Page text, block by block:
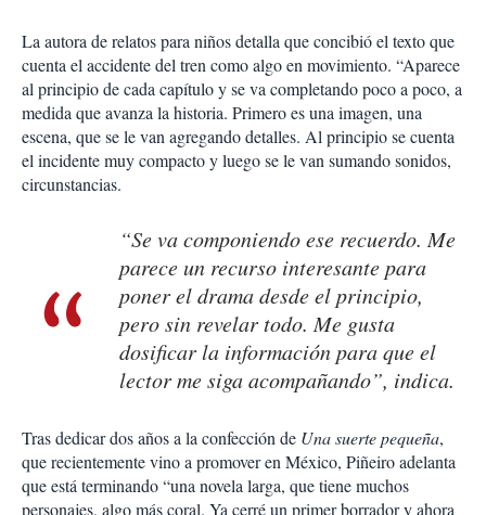
La autora de relatos para niños detalla que concibió el texto que
cuenta el accidente del tren como algo en movimiento. “Aparece
al principio de cada capítulo y se va completando poco a poco, a
medida que avanza la historia. Primero es una imagen, una
escena, que se le van agregando detalles. Al principio se cuenta
el incidente muy compacto y luego se le van sumando sonidos,
circunstancias.
“Se va componiendo ese recuerdo. Me
parece un recurso interesante para
poner el drama desde el principio,
pero sin revelar todo. Me gusta
dosificar la información para que el
lector me siga acompañando”, indica.
Tras dedicar dos años a la confección de Una suerte pequeña,
que recientemente vino a promover en México, Piñeiro adelanta
que está terminando “una novela larga, que tiene muchos
personajes, algo más coral. Ya cerré un primer borrador y ahora